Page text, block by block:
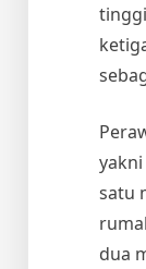
satu
dua